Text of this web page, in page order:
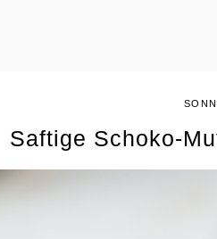
Saftige Schoko-